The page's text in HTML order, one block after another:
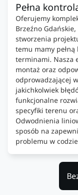
Pełna
Oferujemy
Brzeźno
stworzenia
temu mamy
terminami. Nasza
montaż oraz
odprowadzającej
jakichkolwiek
funkcjonalne
specyfiki terenu
Odwodnienia
sposób na
problemu w